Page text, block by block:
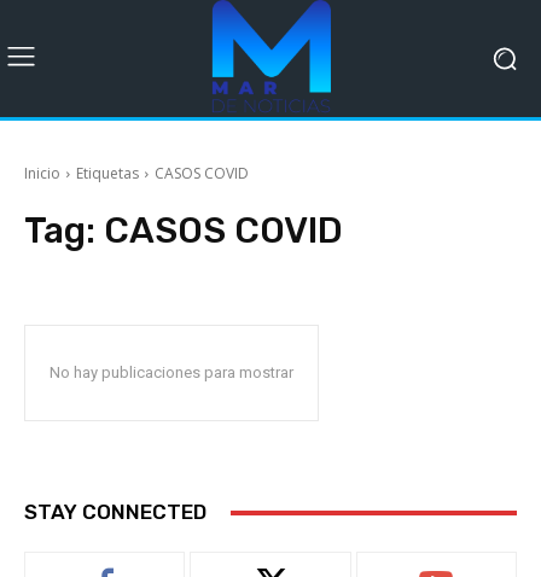
Inicio Etiquetas CASOS COVID
Tag: CASOS COVID
No hay publicaciones para mostrar
STAY CONNECTED